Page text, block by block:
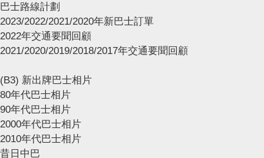
巴士路線計劃
2023/2022/2021/2020年新巴士訂單
2022年交通要聞回顧
2021/2020/2019/2018/2017年交通要聞回顧
(B3) 新出牌巴士相片
80年代巴士相片
90年代巴士相片
2000年代巴士相片
2010年代巴士相片
昔日中巴